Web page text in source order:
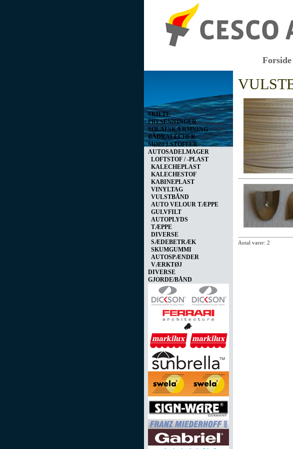
Forside
SKILTE
PRESENNINGER
SOLAFSKÆRMNING
BÅDKALECHER
MØBELSTOFFER
AUTOSADELMAGER
LOFTSTOF / -PLAST
KALECHEPLAST
KALECHESTOF
KABINEPLAST
VINYLTAG
VULSTBÅND
AUTO VELOUR TÆPPE
GULVFILT
AUTOPLYDS
TÆPPE
DIVERSE
SÆDEBETRÆK
SKUMGUMMI
AUTOSPÆNDER
VÆRKTØJ
DIVERSE
GJORDE/BÅND
Antal varer: 2